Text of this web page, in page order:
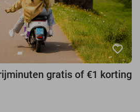
favorite_border
gratis of €1 korting